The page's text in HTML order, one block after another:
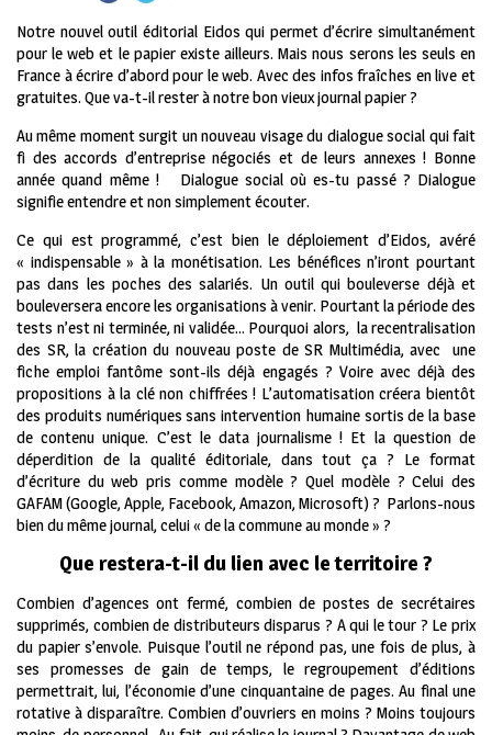
Notre nouvel outil éditorial Eidos qui permet d’écrire simultanément
pour le web et le papier existe ailleurs. Mais nous serons les seuls en
France à écrire d’abord pour le web. Avec des infos fraîches en live et
gratuites. Que va-t-il rester à notre bon vieux journal papier ?
Au même moment surgit un nouveau visage du dialogue social qui fait
fi des accords d’entreprise négociés et de leurs annexes ! Bonne
année quand même ! Dialogue social où es-tu passé ? Dialogue
signifie entendre et non simplement écouter.
Ce qui est programmé, c’est bien le déploiement d’Eidos, avéré
« indispensable » à la monétisation. Les bénéfices n’iront pourtant
pas dans les poches des salariés. Un outil qui bouleverse déjà et
bouleversera encore les organisations à venir. Pourtant la période des
tests n’est ni terminée, ni validée… Pourquoi alors, la recentralisation
des SR, la création du nouveau poste de SR Multimédia, avec une
fiche emploi fantôme sont-ils déjà engagés ? Voire avec déjà des
propositions à la clé non chiffrées ! L’automatisation créera bientôt
des produits numériques sans intervention humaine sortis de la base
de contenu unique. C’est le data journalisme ! Et la question de
déperdition de la qualité éditoriale, dans tout ça ? Le format
d’écriture du web pris comme modèle ? Quel modèle ? Celui des
GAFAM (Google, Apple, Facebook, Amazon, Microsoft) ? Parlons-nous
bien du même journal, celui « de la commune au monde » ?
Que restera-t-il du lien avec le territoire ?
Combien d’agences ont fermé, combien de postes de secrétaires
supprimés, combien de distributeurs disparus ? A qui le tour ? Le prix
du papier s’envole. Puisque l’outil ne répond pas, une fois de plus, à
ses promesses de gain de temps, le regroupement d’éditions
permettrait, lui, l’économie d’une cinquantaine de pages. Au final une
rotative à disparaître. Combien d’ouvriers en moins ? Moins toujours